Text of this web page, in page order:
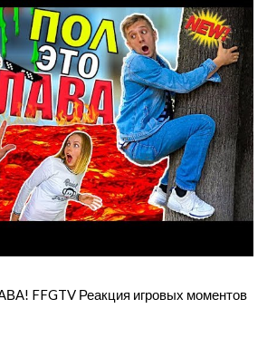
FFGTV Реакция игровых моментов